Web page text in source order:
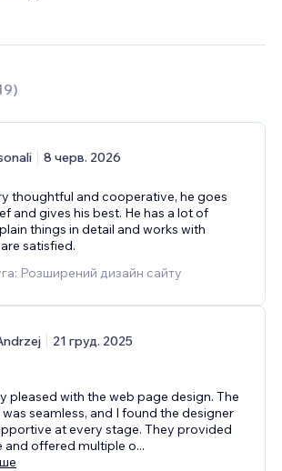
)
8 черв. 2026
thoughtful and cooperative, he goes
and gives his best. He has a lot of
things in detail and works with
satisfied.
Розширений дизайн сайту
21 груд. 2025
pleased with the web page design. The
seamless, and I found the designer
at every stage. They provided
and offered multiple o...